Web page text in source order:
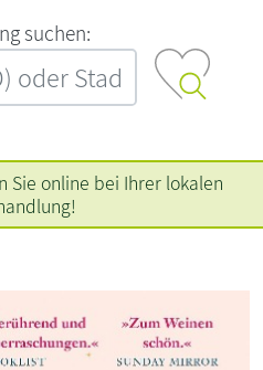
‍s‍u‍c‍h‍e‍n‍:‍
Sie online bei Ihrer lokalen